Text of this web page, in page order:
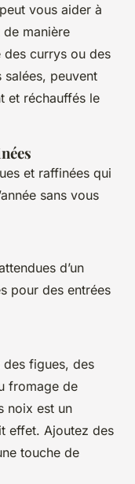
vous aider à
manière
currys ou des
salées, peuvent
et réchauffés le
et raffinées qui
sans vous
d’un
pour des entrées
des figues, des
fromage de
noix est un
effet. Ajoutez des
touche de